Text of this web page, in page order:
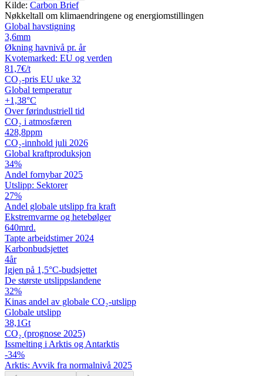
Kilde: Carbon Brief
Nøkkeltall om klimaendringene og energiomstillingen
Global havstigning
3,6mm
Økning havnivå pr. år
Kvotemarked: EU og verden
81,7€/t
CO₂-pris EU uke 32
Global temperatur
+1,38°C
Over førindustriell tid
CO₂ i atmosfæren
428,8ppm
CO₂-innhold juli 2026
Global kraftproduksjon
34%
Andel fornybar 2025
Utslipp: Sektorer
27%
Andel globale utslipp fra kraft
Ekstremvarme og hetebølger
640mrd.
Tapte arbeidstimer 2024
Karbon­budsjettet
4år
Igjen på 1,5°C-budsjettet
De største utslipps­landene
32%
Kinas andel av globale CO₂-utslipp
Globale utslipp
38,1Gt
CO₂ (prognose 2025)
Issmelting i Arktis og Antarktis
-34%
Arktis: Avvik fra normalnivå 2025